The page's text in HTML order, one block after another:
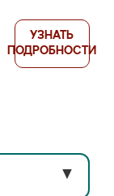
УЗНАТЬ
ПОДРОБНОСТИ
▼